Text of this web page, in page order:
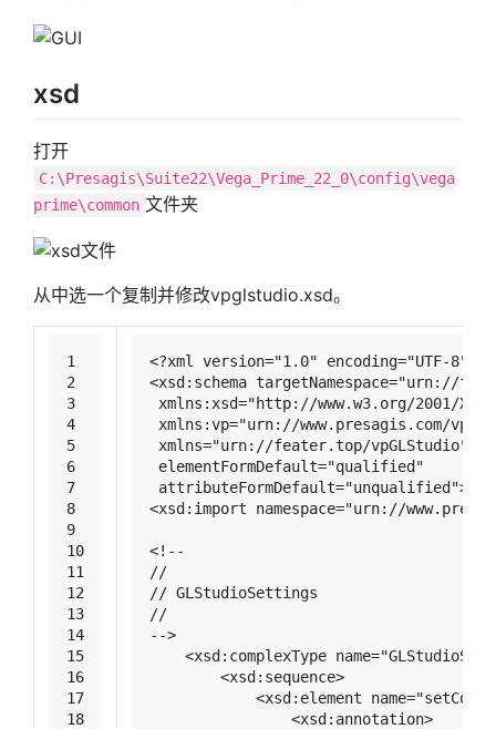
xsd
打开
C:\Presagis\Suite22\Vega_Prime_22_0\config\vega
prime\common 文件夹
从中选一个复制并修改vpglstudio.xsd。
1
2
3
4
5
6
7
8
9
10
11
12
13
14
15
16
17
18
<?xml version="1.0" encoding="UTF-8"
<xsd:schema targetNamespace="urn://
xmlns:xsd="http://www.w3.org/2001/
xmlns:vp="urn://www.presagis.com/vp"
xmlns="urn://feater.top/vpGLStudio"
elementFormDefault="qualified"
attributeFormDefault="unqualified">
<xsd:import namespace="urn://
<!--
//
// GLStudioSettings
//
-->
<xsd:complexType name=
<xsd:sequence>
<xsd:element name=
<xsd:annotation>